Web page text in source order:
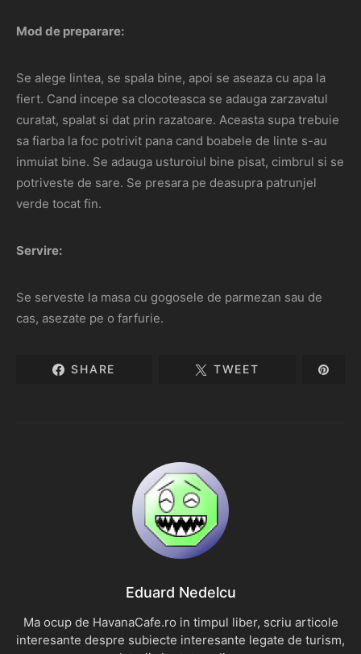
Mod de preparare:
Se alege lintea, se spala bine, apoi se aseaza cu apa la
fiert. Cand incepe sa clocoteasca se adauga zarzavatul
curatat, spalat si dat prin razatoare. Aceasta supa trebuie
sa fiarba la foc potrivit pana cand boabele de linte s-au
inmuiat bine. Se adauga usturoiul bine pisat, cimbrul si se
potriveste de sare. Se presara pe deasupra patrunjel
verde tocat fin.
Servire:
Se serveste la masa cu gogosele de parmezan sau de
cas, asezate pe o farfurie.
SHARE TWEET
Eduard Nedelcu
Ma ocup de HavanaCafe.ro in timpul liber, scriu articole
interesante despre subiecte interesante legate de turism,